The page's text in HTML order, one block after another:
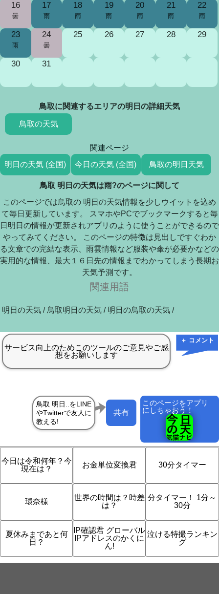
16
曇
17
雨
18
雨
19
雨
20
雨
21
雨
22
雨
23
雨
24
曇
25 26 27 28 29
30 31
鳥取に関連するエリアの明日の詳細天気
鳥取の天気
関連ページ
明日の天気 (全国) 今日の天気 (全国) 鳥取の明日天気
鳥取 明日の天気は雨?のページに関して
このページでは鳥取の 明日の天気情報を少しウイットを込め
て毎日更新しています。 スマホやPCでブックマークすると毎
日明日の情報が更新されアプリのように使うことができるので
やってみてください。 このページの特徴は見出しですぐわか
る文章での完結な表示、雨雲情報など服装や傘が必要かなどの
実用的な情報、最大１６日先の情報までわかってしまう長期お
天気予測です。
関連用語
明日の天気 / 鳥取明日の天気 / 明日の鳥取の天気 /
＋ コメント
このページをアプリ
にしちゃおう！
共有
今日は令和何年？今
現在は？
お金単位変換君 30分タイマー
環奈様
世界の時間は？時差
は？
分タイマー！ 1分～
30分
夏休みまであと何
日？
IP確認君 グローバル
IPアドレスのかくに
ん!
泣ける特撮ランキン
グ